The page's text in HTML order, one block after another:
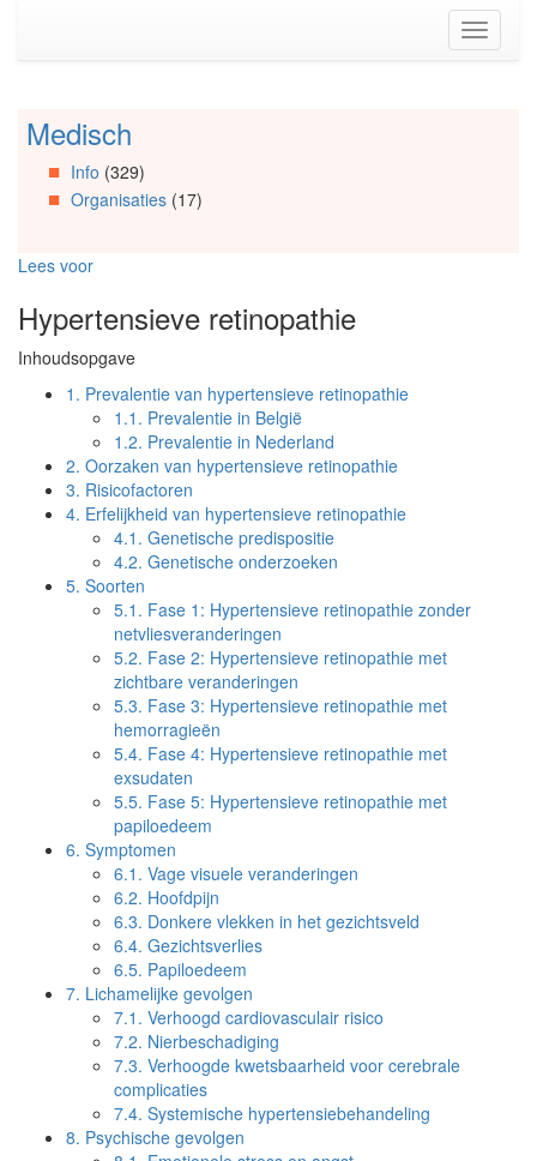
(Accesskey
Toggle
Spring
Artikels
Spring
Spring
Organisaties
Spring
naar
Social
Medisch
Info (329)
Organisaties(17)
Lees voor
Hypertensieve retinopathie
Inhoudsopgave
1. Prevalentie van hypertensieve retinopathie
1.1. Prevalentie in België
1.2. Prevalentie in Nederland
2. Oorzaken van hypertensieve retinopathie
3. Risicofactoren
4. Erfelijkheid van hypertensieve retinopathie
4.1. Genetische predispositie
4.2. Genetische onderzoeken
5. Soorten
5.1. Fase 1: Hypertensieve retinopathie zonder
netvliesveranderingen
5.2. Fase 2: Hypertensieve retinopathie met
zichtbare veranderingen
5.3. Fase 3: Hypertensieve retinopathie met
hemorragieën
5.4. Fase 4: Hypertensieve retinopathie met
exsudaten
5.5. Fase 5: Hypertensieve retinopathie met
papiloedeem
6. Symptomen
6.1. Vage visuele veranderingen
6.2. Hoofdpijn
6.3. Donkere vlekken in het gezichtsveld
6.4. Gezichtsverlies
6.5. Papiloedeem
7. Lichamelijke gevolgen
7.1. Verhoogd cardiovasculair risico
7.2. Nierbeschadiging
7.3. Verhoogde kwetsbaarheid voor cerebrale
complicaties
7.4. Systemische hypertensiebehandeling
8. Psychische gevolgen